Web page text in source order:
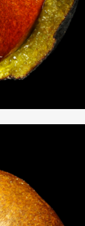
VERSION OF
USE THE SEARCH